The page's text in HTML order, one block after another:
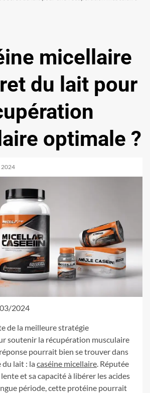
micellaire
du lait pour
optimale ?
2024
2024
de la meilleure stratégie
soutenir la récupération musculaire
réponse pourrait bien se trouver dans
du lait : la caséine micellaire. Réputée
et sa capacité à libérer les acides
période, cette protéine pourrait